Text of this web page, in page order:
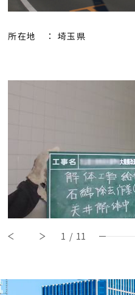
所在地 ： 埼玉県
1 / 11